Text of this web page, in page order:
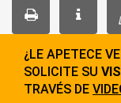
¿LE APETECE
SOLICITE SU
TRAVÉS DE